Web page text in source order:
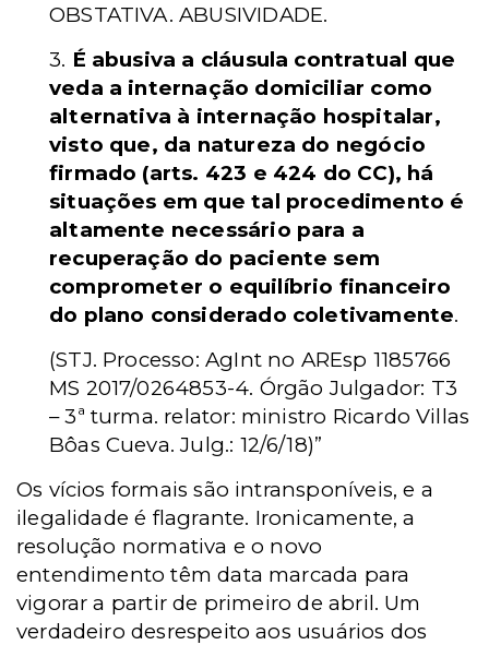
OBSTATIVA. ABUSIVIDADE.
3. É abusiva a cláusula contratual que
veda a internação domiciliar como
alternativa à internação hospitalar,
visto que, da natureza do negócio
firmado (arts. 423 e 424 do CC), há
situações em que tal procedimento é
altamente necessário para a
recuperação do paciente sem
comprometer o equilíbrio financeiro
do plano considerado coletivamente.
(STJ. Processo: AgInt no AREsp 1185766
MS 2017/0264853-4. Órgão Julgador: T3
– 3ª turma. relator: ministro Ricardo Villas
Bôas Cueva. Julg.: 12/6/18)”
Os vícios formais são intransponíveis, e a
ilegalidade é flagrante. Ironicamente, a
resolução normativa e o novo
entendimento têm data marcada para
vigorar a partir de primeiro de abril. Um
verdadeiro desrespeito aos usuários dos